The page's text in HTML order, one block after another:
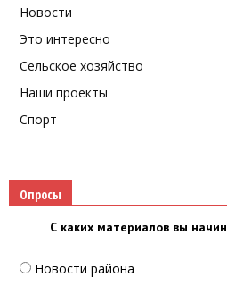
Новости
Это интересно
Сельское хозяйство
Наши проекты
Спорт
Опросы
С каких материалов вы
Новости района